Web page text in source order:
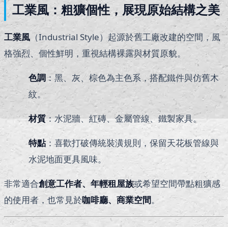
工業風：粗獷個性，展現原始結構之美
工業風 （Industrial Style）起源於舊工廠改建的空間，風
格強烈、個性鮮明，重視結構裸露與材質原貌。
色調：黑、灰、棕色為主色系，搭配鐵件與仿舊木
紋。
材質：水泥牆、紅磚、金屬管線、鐵製家具。
特點：喜歡打破傳統裝潢規則，保留天花板管線與
水泥地面更具風味。
非常適合創意工作者、年輕租屋族或希望空間帶點粗獷感
的使用者，也常見於咖啡廳、商業空間。